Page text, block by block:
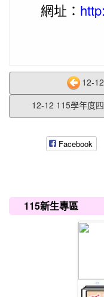
網址：
12-
12-12 115學年度
Facebook
115新生專區